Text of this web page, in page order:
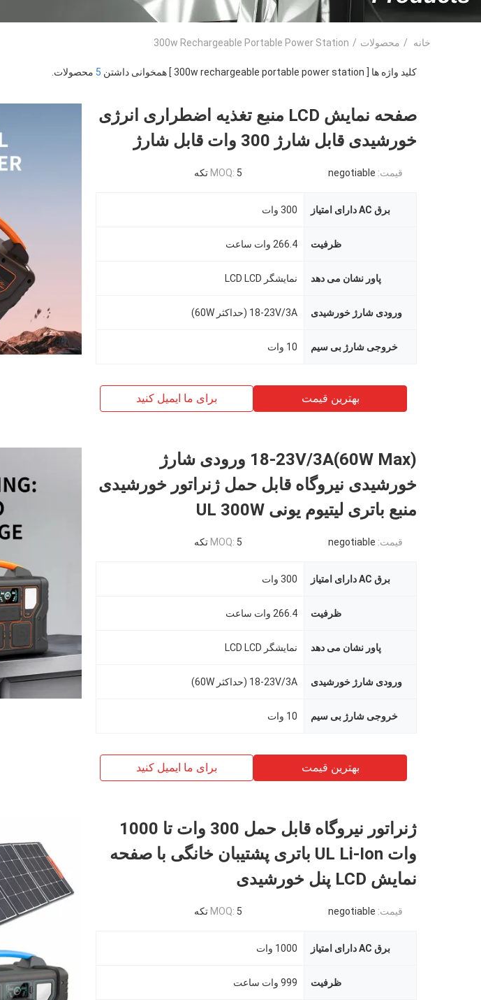
خانه / محصولات /
300w Rechargeable Portable Power Station
کلید واژه ها [ 300w rechargeable portable power station ] همخوانی داشتن 5 محصولات.
صفحه نمایش LCD منبع تغذیه اضطراری انرژی
خورشیدی قابل شارژ 300 وات قابل شارژ
قیمت: negotiable
MOQ: 5 تکه
برق AC دارای امتیاز 300 وات
ظرفیت 266.4 وات ساعت
پاور نشان می دهد نمایشگر LCD LCD
ورودی شارژ خورشیدی 18-23V/3A (حداکثر 60W)
خروجی شارژ بی سیم 10 وات
بهترین قیمت برای ما ایمیل کنید
18-23V/3A(60W Max) ورودی شارژ
خورشیدی نیروگاه قابل حمل ژنراتور خورشیدی
منبع باتری لیتیوم یونی UL 300W
قیمت: negotiable
MOQ: 5 تکه
برق AC دارای امتیاز 300 وات
ظرفیت 266.4 وات ساعت
پاور نشان می دهد نمایشگر LCD LCD
ورودی شارژ خورشیدی 18-23V/3A (حداکثر 60W)
خروجی شارژ بی سیم 10 وات
بهترین قیمت برای ما ایمیل کنید
ژنراتور نیروگاه قابل حمل 300 وات تا 1000
وات UL Li-Ion باتری پشتیبان خانگی با صفحه
نمایش LCD پنل خورشیدی
قیمت: negotiable
MOQ: 5 تکه
برق AC دارای امتیاز 1000 وات
ظرفیت 999 وات ساعت